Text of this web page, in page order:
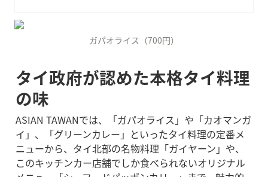
ガパオライス（700円）
タイ政府が認めた本格タイ料理
の味
ASIAN TAWANでは、「ガパオライス」や「カオマンガ
イ」、「グリーンカレー」といったタイ料理の定番メ
ニューから、タイ北部の名物料理「ガイヤーン」や、
このキッチンカー店舗でしか食べられないオリジナル